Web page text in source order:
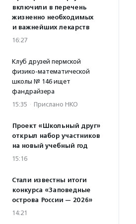
включили в перечень
жизненно необходимых
и важнейших лекарств
16:27
Клуб друзей пермской
физико-математической
школы № 146 ищет
фандрайзера
15:35 · Прислано НКО
Проект «Школьный друг»
открыл набор участников
на новый учебный год
15:16
Стали известны итоги
конкурса «Заповедные
острова России — 2026»
14:21